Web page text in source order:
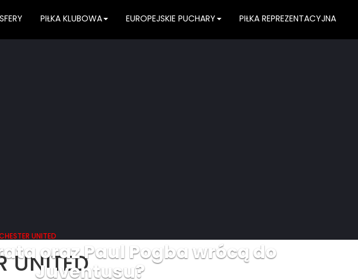
PIŁKA KLUBOWA EUROPEJSKIE PUCHARY PIŁKA REPREZENTACYJNA
UNITED
UNITED
oraz Paul Pogba wrócą do
Juventusu?